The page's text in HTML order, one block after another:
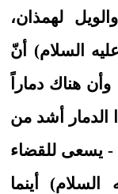
لهمذان،
السلام) أنّ
هناك دماراً
الدمار أشد من
- يسعى للقضاء
أينما